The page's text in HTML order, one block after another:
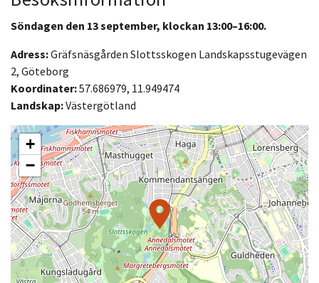
Söndagen den 13 september, klockan 13:00–16:00.
Adress:Gräfsnäsgården Slottsskogen Landskapsstugevägen
2, Göteborg
Koordinater:57.686979, 11.949474
Landskap:Västergötland
+
−